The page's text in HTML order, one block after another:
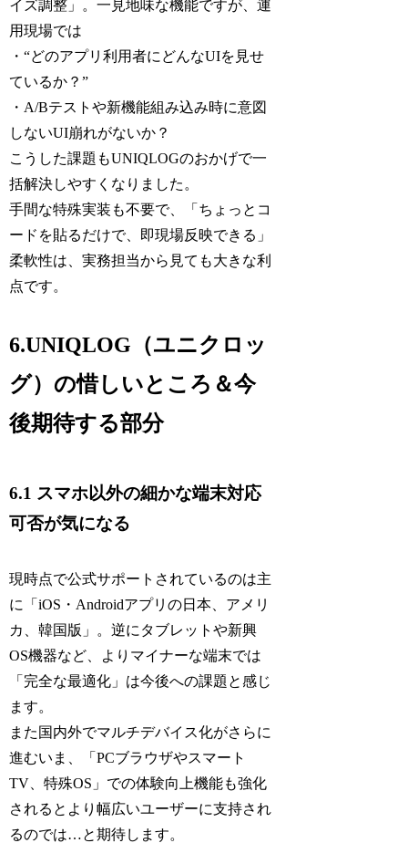
イズ調整」。一見地味な機能ですが、運
用現場では
・“どのアプリ利用者にどんなUIを見せ
ているか？”
・A/Bテストや新機能組み込み時に意図
しないUI崩れがないか？
こうした課題もUNIQLOGのおかげで一
括解決しやすくなりました。
手間な特殊実装も不要で、「ちょっとコ
ードを貼るだけで、即現場反映できる」
柔軟性は、実務担当から見ても大きな利
点です。
6.UNIQLOG（ユニクロッ
グ）の惜しいところ＆今
後期待する部分
6.1 スマホ以外の細かな端末対応
可否が気になる
現時点で公式サポートされているのは主
に「iOS・Androidアプリの日本、アメリ
カ、韓国版」。逆にタブレットや新興
OS機器など、よりマイナーな端末では
「完全な最適化」は今後への課題と感じ
ます。
また国内外でマルチデバイス化がさらに
進むいま、「PCブラウザやスマート
TV、特殊OS」での体験向上機能も強化
されるとより幅広いユーザーに支持され
るのでは…と期待します。